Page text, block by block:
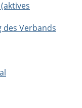
des Verbands